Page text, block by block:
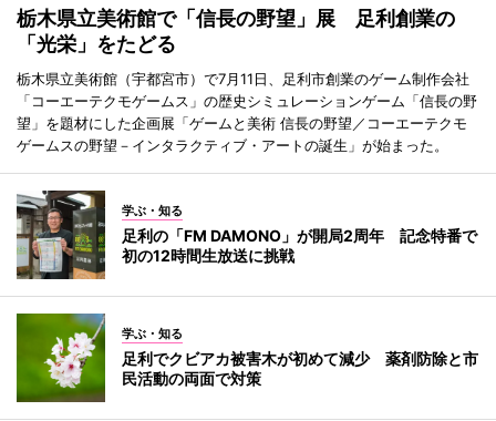
栃木県立美術館で「信長の野望」展 足利創業の
「光栄」をたどる
栃木県立美術館（宇都宮市）で7月11日、足利市創業のゲーム制作会社
「コーエーテクモゲームス」の歴史シミュレーションゲーム「信長の野
望」を題材にした企画展「ゲームと美術 信長の野望／コーエーテクモ
ゲームスの野望－インタラクティブ・アートの誕生」が始まった。
学ぶ・知る
足利の「FM DAMONO」が開局2周年 記念特番で
初の12時間生放送に挑戦
学ぶ・知る
足利でクビアカ被害木が初めて減少 薬剤防除と市
民活動の両面で対策